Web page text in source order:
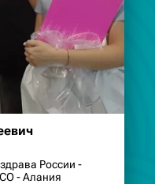
России -
- Алания